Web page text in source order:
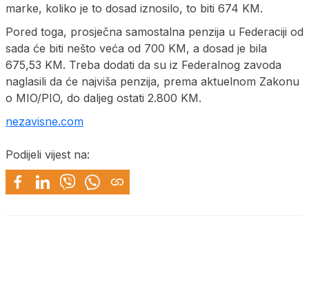
marke, koliko je to dosad iznosilo, to biti 674 KM.
Pored toga, prosječna samostalna penzija u Federaciji od
sada će biti nešto veća od 700 KM, a dosad je bila
675,53 KM. Treba dodati da su iz Federalnog zavoda
naglasili da će najviša penzija, prema aktuelnom Zakonu
o MIO/PIO, do daljeg ostati 2.800 KM.
nezavisne.com
Podijeli vijest na: